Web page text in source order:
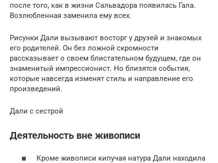
после того, как в жизни Сальвадора появилась Гала.
Возлюбленная заменила ему всех.
Рисунки Дали вызывают восторг у друзей и знакомых
его родителей. Он без ложной скромности
рассказывает о своем блистательном будущем, где он
знаменитый импрессионист. Но близятся события,
которые навсегда изменят стиль и направление его
произведений.
Дали с сестрой
Деятельность вне живописи
Кроме живописи кипучая натура Дали находила